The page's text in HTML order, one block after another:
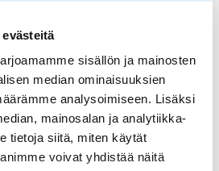
sisällön ja mainosten
median ominaisuuksien
analysoimiseen. Lisäksi
mainosalan ja analytiikka-
tietoja siitä, miten käytät
voivat yhdistää näitä
ja alhaalta säädettävään
uralliseen ylhäältä ja alhaalta
Säätötangon pituus…
Osta